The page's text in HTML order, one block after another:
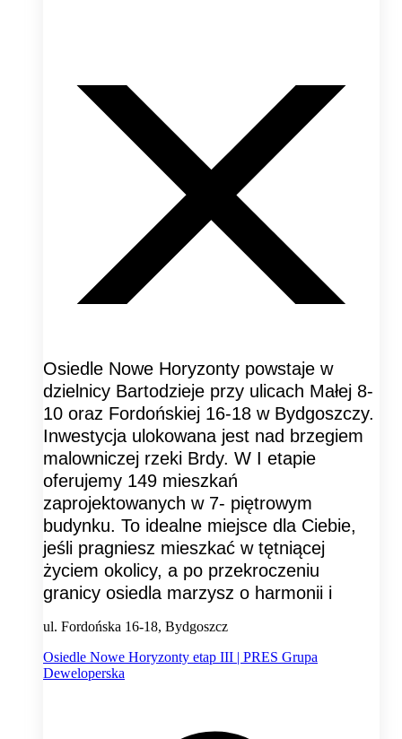
Osiedle Nowe Horyzonty powstaje w
dzielnicy Bartodzieje przy ulicach Małej 8-
10 oraz Fordońskiej 16-18 w Bydgoszczy.
Inwestycja ulokowana jest nad brzegiem
malowniczej rzeki Brdy. W I etapie
oferujemy 149 mieszkań
zaprojektowanych w 7- piętrowym
budynku. To idealne miejsce dla Ciebie,
jeśli pragniesz mieszkać w tętniącej
życiem okolicy, a po przekroczeniu
granicy osiedla marzysz o harmonii i
ul. Fordońska 16-18, Bydgoszcz
Osiedle Nowe Horyzonty etap III | PRES Grupa
Deweloperska